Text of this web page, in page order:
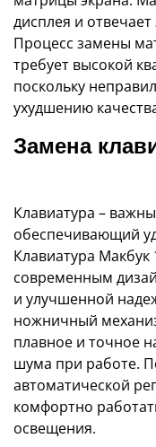
дисплея и
Процесс замены
требует высокой
поскольку
ухудшению
Замена
Клавиатура –
обеспечивающий
Клавиатура Макбук
современным
и улучшенной
ножничный
плавное и точное
шума при работе.
автоматической
комфортно
освещения.